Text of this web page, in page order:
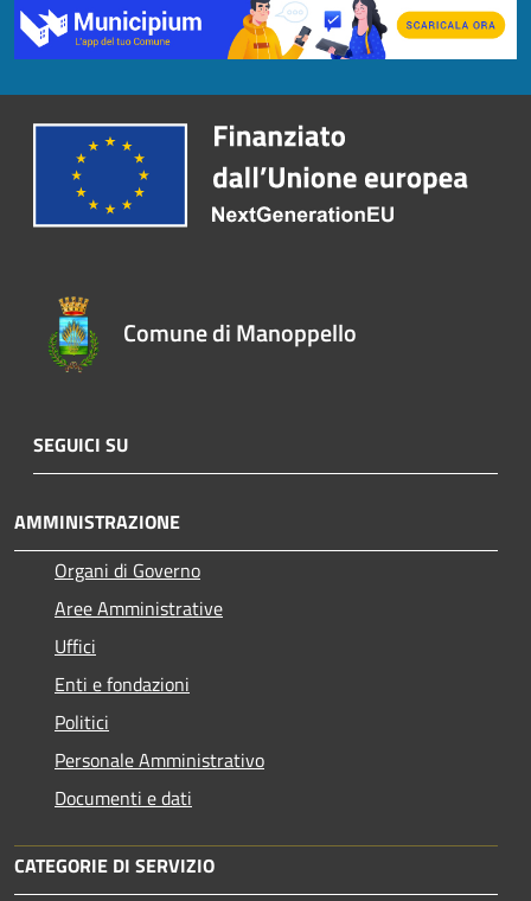
Comune di Manoppello
SEGUICI SU
AMMINISTRAZIONE
Organi di Governo
Aree Amministrative
Uffici
Enti e fondazioni
Politici
Personale Amministrativo
Documenti e dati
CATEGORIE DI SERVIZIO